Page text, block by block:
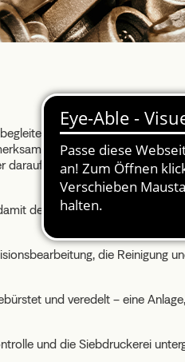
Die Produktion erfolgt
widmen können.
ausgelegt ist, Sicherheit,
den Grundstein für die
die Reinigung
und veredelt – eine
und die Siebdruckerei